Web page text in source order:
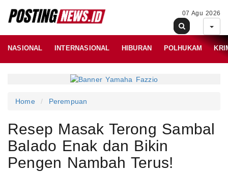
07 Agu 2026
NASIONAL INTERNASIONAL HIBURAN POLHUKAM
Home Perempuan
Resep Masak Terong Sambal
Balado Enak dan Bikin
Pengen Nambah Terus!